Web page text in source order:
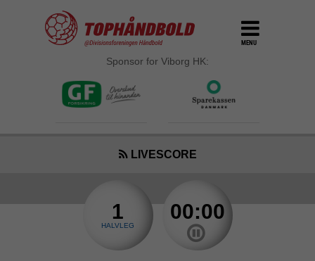
MENU
Sponsor for Viborg HK:
LIVESCORE
1
HALVLEG
00:00